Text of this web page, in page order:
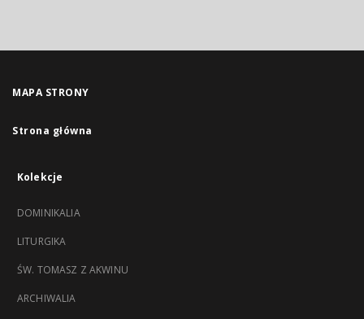
MAPA STRONY
Strona główna
Kolekcje
DOMINIKALIA
LITURGIKA
ŚW. TOMASZ Z AKWINU
ARCHIWALIA